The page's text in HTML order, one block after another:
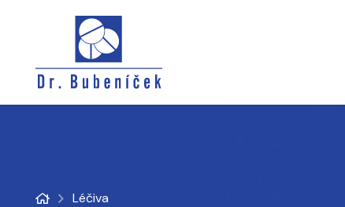
Léčiva